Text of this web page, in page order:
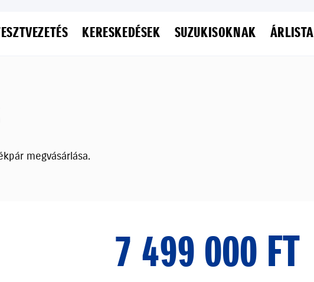
KERESKEDÉSEK SUZUKISOKNAK ÁRLISTA
megvásárlása.
7 499 000 FT